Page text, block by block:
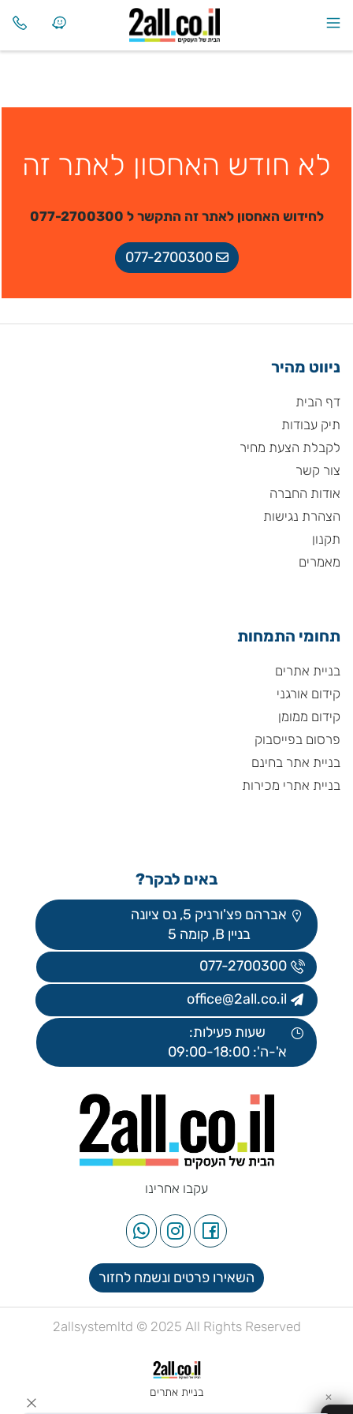
לא חודש האחסון לאתר זה
לחידוש האחסון לאתר זה התקשר ל 077-2700300
077-2700300
ניווט מהיר
דף הבית
תיק עבודות
לקבלת הצעת מחיר
צור קשר
אודות החברה
הצהרת נגישות
תקנון
מאמרים
תחומי התמחות
בניית אתרים
קידום אורגני
קידום ממומן
פרסום בפייסבוק
בניית אתר בחינם
בניית אתרי מכירות
באים לבקר?
אברהם פצ'ורניק 5, נס ציונה
בניין B, קומה 5
077-2700300
office@2all.co.il
שעות פעילות:
א'-ה': 09:00-18:00
עקבו אחרינו
השאירו פרטים ונשמח לחזור
2allsystemltd © 2025 All Rights Reserved
בניית אתרים ✕